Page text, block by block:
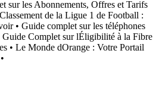
sur les Abonnements, Offres et Tarifs
Classement de la Ligue 1 de Football :
• Guide complet sur les téléphones
Guide Complet sur lÉligibilité à la Fibre
• Le Monde dOrange : Votre Portail
•